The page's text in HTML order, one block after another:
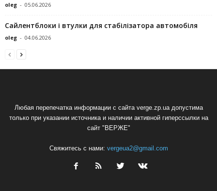
oleg - 05.06.2026
Сайлентблоки і втулки для стабілізатора автомобіля
oleg - 04.06.2026
Любая перепечатка информации с сайта verge.zp.ua допустима
только при указании источника и наличии активной гиперссылки на
сайт "ВЕРЖЕ"
Свяжитесь с нами: vergeua2@gmail.com